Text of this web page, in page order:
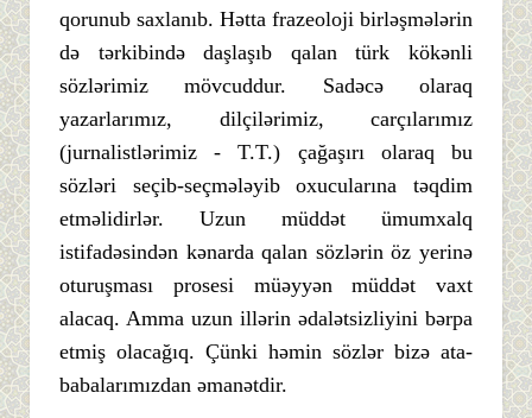
qorunub saxlanıb. Hətta frazeoloji birləşmələrin
də tərkibində daşlaşıb qalan türk kökənli
sözlərimiz mövcuddur. Sadəcə olaraq
yazarlarımız, dilçilərimiz, carçılarımız
(jurnalistlərimiz - T.T.) çağaşırı olaraq bu
sözləri seçib-seçmələyib oxucularına təqdim
etməlidirlər. Uzun müddət ümumxalq
istifadəsindən kənarda qalan sözlərin öz yerinə
oturuşması prosesi müəyyən müddət vaxt
alacaq. Amma uzun illərin ədalətsizliyini bərpa
etmiş olacağıq. Çünki həmin sözlər bizə ata-
babalarımızdan əmanətdir.